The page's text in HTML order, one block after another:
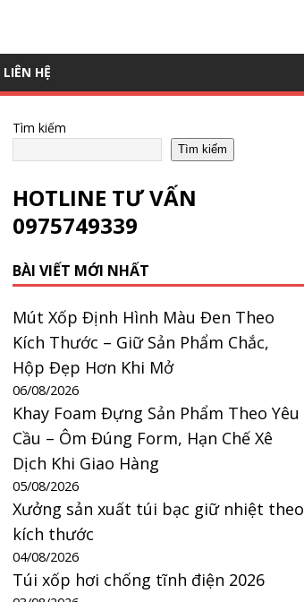
LIÊN HỆ
Tìm kiếm
Tìm kiếm
HOTLINE TƯ VẤN
0975749339
BÀI VIẾT MỚI NHẤT
Mút Xốp Định Hình Màu Đen Theo
Kích Thước – Giữ Sản Phẩm Chắc,
Hộp Đẹp Hơn Khi Mở
06/08/2026
Khay Foam Đựng Sản Phẩm Theo Yêu
Cầu – Ôm Đúng Form, Hạn Chế Xê
Dịch Khi Giao Hàng
05/08/2026
Xưởng sản xuất túi bạc giữ nhiệt theo
kích thước
04/08/2026
Túi xốp hơi chống tĩnh điện 2026